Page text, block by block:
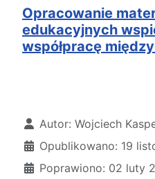
Opracowanie
edukacyjnych
współpracę
Szczegóły
Autor: Wojciech
Opublikowano: 19
Poprawiono: 02 luty